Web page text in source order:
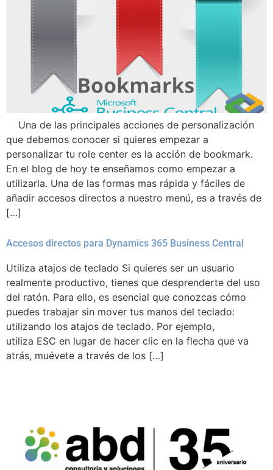
Una de las principales acciones de personalización
que debemos conocer si quieres empezar a
personalizar tu role center es la acción de bookmark.
En el blog de hoy te enseñamos como empezar a
utilizarla. Una de las formas mas rápida y fáciles de
añadir accesos directos a nuestro menú, es a través de
[…]
Accesos directos para Dynamics 365 Business Central
Utiliza atajos de teclado Si quieres ser un usuario
realmente productivo, tienes que desprenderte del uso
del ratón. Para ello, es esencial que conozcas cómo
puedes trabajar sin mover tus manos del teclado:
utilizando los atajos de teclado. Por ejemplo,
utiliza ESC en lugar de hacer clic en la flecha que va
atrás, muévete a través de los […]